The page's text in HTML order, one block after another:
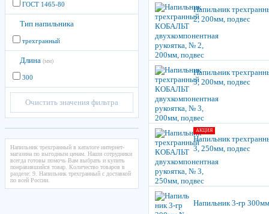
ГОСТ 1465-80
Тип напильника
трехгранный
Длина (мм)
300
Очистить значения фильтра
Напильник трехгранный в каталоге интернет-
магазина по выгодным ценам. Наши сотрудники
всегда готовы помочь Вам выбрать и купить
понравившийся товар. Количество товаров в
разделе: 9. Напильник трехгранный с доставкой
по всей России.
Напильник
2, 200мм, подвес
Напильник
3, 200мм, подвес
АКЦИЯ
Напильник
3, 250мм, подвес
Напильник 3-гр